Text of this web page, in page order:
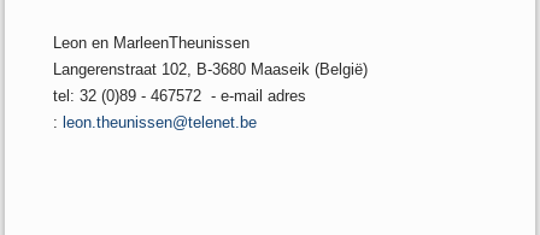
Leon en MarleenTheunissen
Langerenstraat 102, B-3680 Maaseik (België)
tel: 32 (0)89 - 467572 - e-mail adres
:leon.theunissen@telenet.be